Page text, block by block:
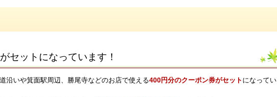
セットになっています！
沿いや箕面駅周辺、勝尾寺などのお店で使える400円分のクーポン券がセットになってい